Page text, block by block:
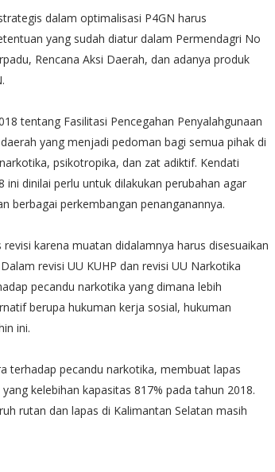
dalam optimalisasi P4GN harus
yang sudah diatur dalam Permendagri No
Rencana Aksi Daerah, dan adanya produk
tentang Fasilitasi Pencegahan Penyalahgunaan
yang menjadi pedoman bagi semua pihak di
psikotropika, dan zat adiktif. Kendati
dinilai perlu untuk dilakukan perubahan agar
berbagai perkembangan penanganannya.
karena muatan didalamnya harus disesuaikan
revisi UU KUHP dan revisi UU Narkotika
pecandu narkotika yang dimana lebih
berupa hukuman kerja sosial, hukuman
ini.
terhadap pecandu narkotika, membuat lapas
kelebihan kapasitas 817% pada tahun 2018.
rutan dan lapas di Kalimantan Selatan masih